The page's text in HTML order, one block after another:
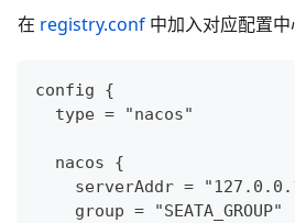
在 registry.conf 中加入对应配置
config {
  type = "nacos"
  nacos {
serverAddr =
    group = "SEATA_GROUP"